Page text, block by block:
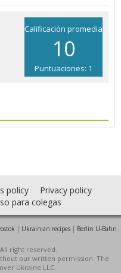
Calificación promedia
10
Puntuaciones: 1
policy
Privacy policy
para colegas
| Ukrainian recipes | Berlin U-Bahn
right reserved.
our written permission. The
Ukraine LLC.